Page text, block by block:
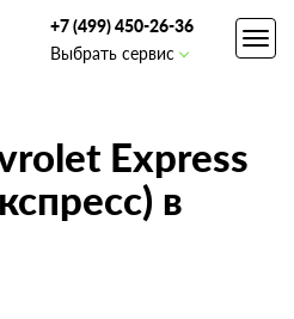
+7 (499) 450-26-36
Выбрать сервис
Express
в